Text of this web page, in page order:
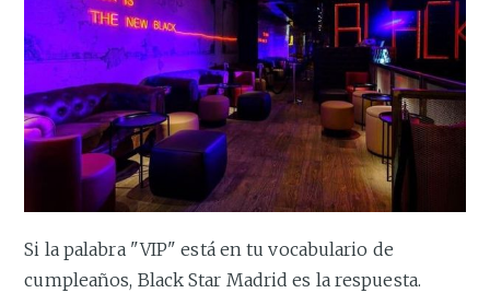
Si la palabra "VIP" está en tu vocabulario de
cumpleaños, Black Star Madrid es la respuesta.